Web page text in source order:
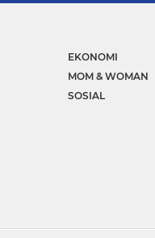
EKONOMI
MOM & WOMAN
SOSIAL